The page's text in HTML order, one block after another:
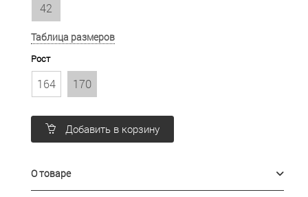
42
Таблица размеров
Рост
164 170
Добавить в корзину
О товаре